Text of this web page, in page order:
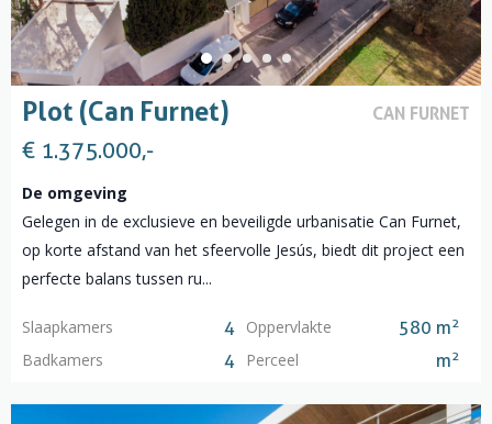
Plot (Can Furnet) CAN FURNET
€ 1.375.000,-
De omgeving
Gelegen in de exclusieve en beveiligde urbanisatie Can Furnet,
op korte afstand van het sfeervolle Jesús, biedt dit project een
perfecte balans tussen ru...
Slaapkamers 4 Oppervlakte 580 m2
Badkamers 4 Perceel m2